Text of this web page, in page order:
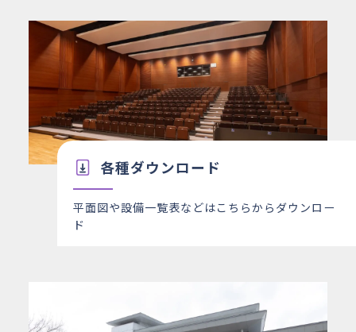
各種ダウンロード
平面図や設備一覧表などはこちらからダウンロー
ド